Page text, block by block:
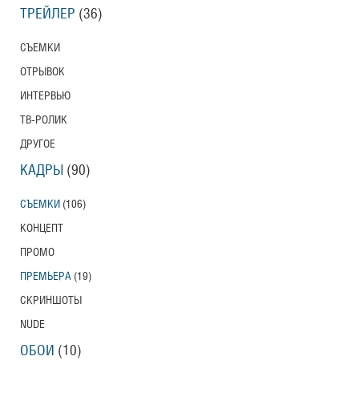
ТРЕЙЛЕР (36)
СЪЕМКИ
ОТРЫВОК
ИНТЕРВЬЮ
ТВ-РОЛИК
ДРУГОЕ
КАДРЫ (90)
СЪЕМКИ (106)
КОНЦЕПТ
ПРОМО
ПРЕМЬЕРА (19)
СКРИНШОТЫ
NUDE
ОБОИ (10)